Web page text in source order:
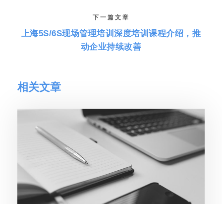
下一篇文章
上海5S/6S现场管理培训深度培训课程介绍，推
动企业持续改善
相关文章